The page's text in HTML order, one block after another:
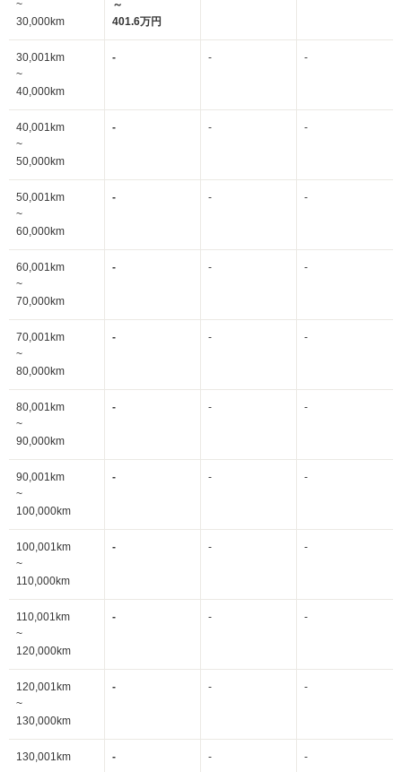
~
30,000km
～
401.6万円
30,001km
~
40,000km
- - -
40,001km
~
50,000km
- - -
50,001km
~
60,000km
- - -
60,001km
~
70,000km
- - -
70,001km
~
80,000km
- - -
80,001km
~
90,000km
- - -
90,001km
~
100,000km
- - -
100,001km
~
110,000km
- - -
110,001km
~
120,000km
- - -
120,001km
~
130,000km
- - -
130,001km
- - -